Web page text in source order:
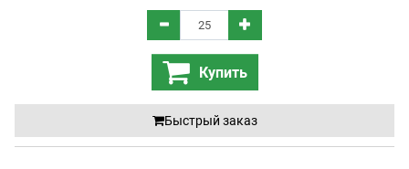
Купить
Быстрый заказ